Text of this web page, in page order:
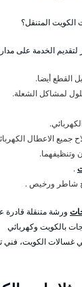
المتنقل؟
لتقديم الخدمة على
القطع أيضا.
لمشاكل الشعلة.
جميع الاعطال
وتنظيفهما.
.
شاطر ورخيص .
ورشة متنقلة قادرة
بالكويت وكهربائي
غسالات الكويت، فني